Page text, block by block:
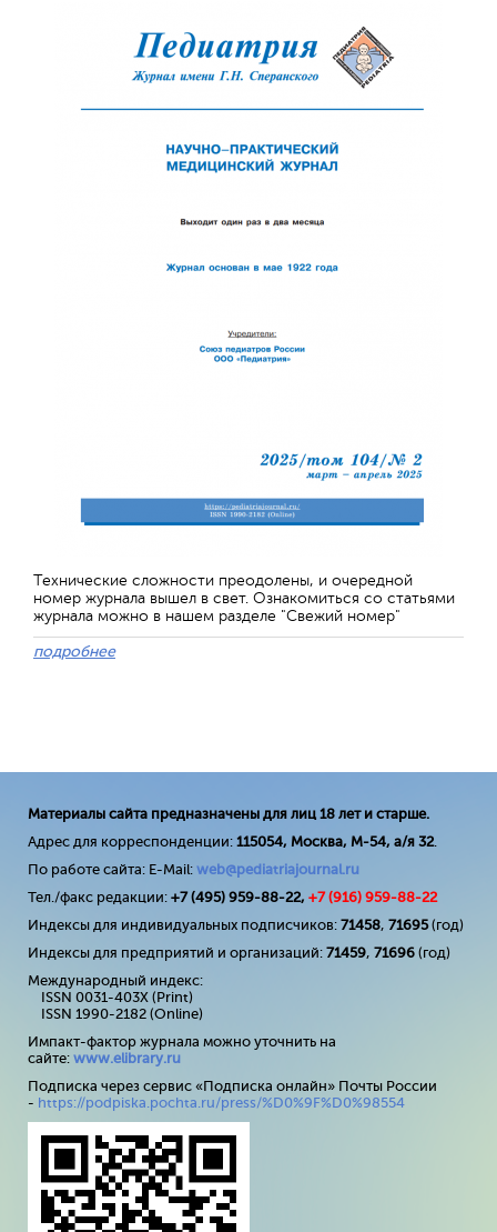
Технические сложности преодолены, и очередной
номер журнала вышел в свет. Ознакомиться со статьями
журнала можно в нашем разделе "Свежий номер"
подробнее
Материалы сайта предназначены для лиц 18 лет и старше.
Адрес для корреспонденции: 115054, Москва, М-54, а/я 32.
По работе сайта: E-Mail: web@pediatriajournal.ru
Тел./факс редакции: +7 (495) 959-88-22, +7 (916) 959-88-22
Индексы для индивидуальных подписчиков: 71458, 71695(год)
Индексы для предприятий и организаций: 71459, 71696 (год)
Международный индекс:
ISSN 0031-403X (Print)
ISSN 1990-2182 (Online)
Импакт-фактор журнала можно уточнить на
сайте: www.elibrary.ru
Подписка через сервис «Подписка онлайн» Почты России
- https://podpiska.pochta.ru/press/%D0%9F%D0%98554